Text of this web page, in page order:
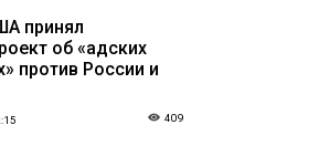
принял
об «адских
против России и
409